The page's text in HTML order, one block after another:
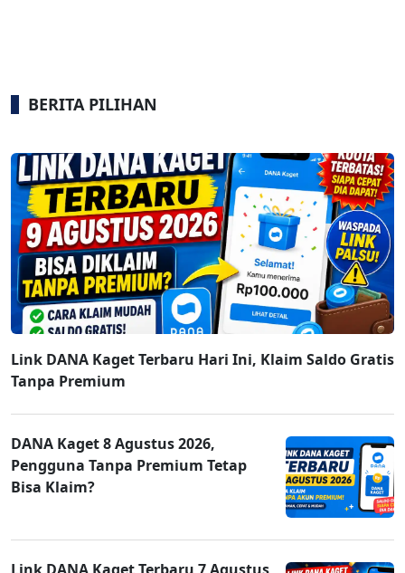
BERITA PILIHAN
Link DANA Kaget Terbaru Hari Ini, Klaim Saldo Gratis
Tanpa Premium
DANA Kaget 8 Agustus 2026,
Pengguna Tanpa Premium Tetap
Bisa Klaim?
Link DANA Kaget Terbaru 7 Agustus